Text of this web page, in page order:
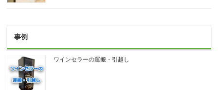
事例
ワインセラーの運搬・引越し